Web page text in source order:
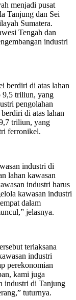
menjadi pusat
Tanjung dan Sei
Sumatera.
Tengah dan
industri
berdiri di atas lahan
9,5 triliun, yang
pengolahan
di atas lahan
triliun, yang
ferronikel.
industri di
lahan kawasan
industri harus
kawasan industri
dalam
jelasnya.
terlaksana
industri
perekonomian
kami juga
industri di Tanjung
tuturnya.